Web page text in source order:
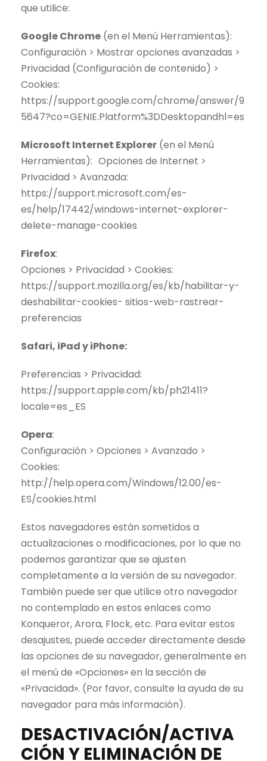
que utilice:
Google Chrome (en el Menú Herramientas):
Configuración > Mostrar opciones avanzadas >
Privacidad (Configuración de contenido) >
Cookies:
https://support.google.com/chrome/answer/9
5647?co=GENIE.Platform%3DDesktopandhl=es
Microsoft Internet Explorer (en el Menú
Herramientas): Opciones de Internet >
Privacidad > Avanzada:
https://support.microsoft.com/es-
es/help/17442/windows-internet-explorer-
delete-manage-cookies
Firefox:
Opciones > Privacidad > Cookies:
https://support.mozilla.org/es/kb/habilitar-y-
deshabilitar-cookies- sitios-web-rastrear-
preferencias
Safari, iPad y iPhone:
Preferencias > Privacidad:
https://support.apple.com/kb/ph21411?
locale=es_ES
Opera:
Configuración > Opciones > Avanzado >
Cookies:
http://help.opera.com/Windows/12.00/es-
ES/cookies.html
Estos navegadores están sometidos a
actualizaciones o modificaciones, por lo que no
podemos garantizar que se ajusten
completamente a la versión de su navegador.
También puede ser que utilice otro navegador
no contemplado en estos enlaces como
Konqueror, Arora, Flock, etc. Para evitar estos
desajustes, puede acceder directamente desde
las opciones de su navegador, generalmente en
el menú de «Opciones» en la sección de
«Privacidad». (Por favor, consulte la ayuda de su
navegador para más información).
DESACTIVACIÓN/ACTIVA
CIÓN Y ELIMINACIÓN DE